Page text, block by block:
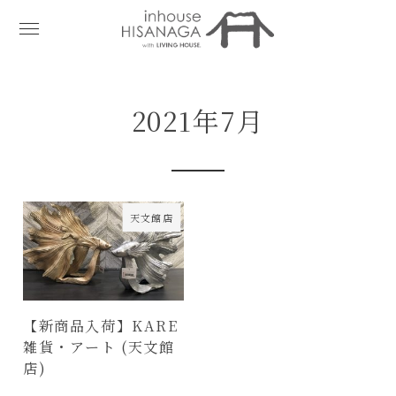
2021年7月
天文館店
【新商品入荷】KARE
雑貨・アート (天文館
店)